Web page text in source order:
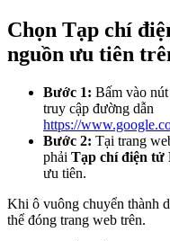
Chọn Tạp chí
nguồn ưu tiên
Bước 1: Bấm vào
truy cập đường dẫn
https://
Bước 2: Tại trang
phải Tạp chí điện tử
ưu tiên.
Khi ô vuông chuyển thành
thể đóng trang web trên.